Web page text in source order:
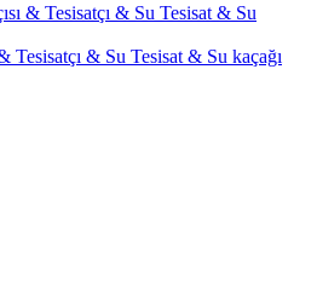
& Tesisatçı & Su Tesisat & Su
Tesisatçı & Su Tesisat & Su kaçağı